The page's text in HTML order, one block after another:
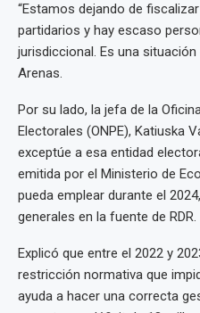
“Estamos dejando de
partidarios y hay escaso
jurisdiccional. Es una
Arenas.
Por su lado, la jefa de la
Electorales (ONPE), Katiuska
exceptúe a esa entidad
emitida por el Ministerio de
pueda emplear durante el
generales en la fuente de RDR.
Explicó que entre el 2022 y
restricción normativa que
ayuda a hacer una correcta